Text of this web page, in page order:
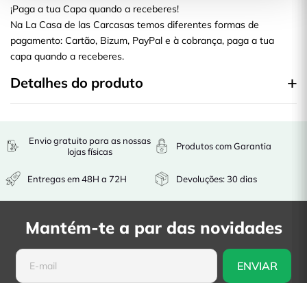
¡Paga a tua Capa quando a receberes!
Na La Casa de las Carcasas temos diferentes formas de
pagamento: Cartão, Bizum, PayPal e à cobrança, paga a tua
capa quando a receberes.
Detalhes do produto
Envio gratuito para as nossas
lojas físicas
Entregas em 48H a 72H
Produtos com Garantia
Devoluções: 30 dias
Mantém-te a par das novidades